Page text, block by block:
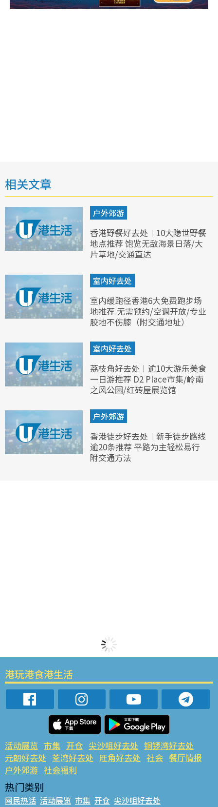
相关文章
户外郊游
香港野餐好去处︱10大隐世野餐
地点推荐 饱览无敌海景日落/大
片草地/交通直达
室内好去处
室内缓跑径香港6大免费跑步场
地推荐 无需预约/空调开放/专业
胶地不伤膝（附交通地址）
室内好去处
荔枝角好去处︱逾10大游乐美食
一日游推荐 D2 Place市集/岭南
之风公园/红砖屋展览馆
户外郊游
香港徒步好去处︱新手徒步路线
逾20条推荐 平路为主轻松易行
附交通方法
港玩港食港生活
活动展览 市集 开仓 尖沙咀好去处 铜锣湾好去处
元朗好去处 荃湾好去处 旺角好去处 社会 餐厅情报
户外郊游 社会福利
热门类别
网民热话 活动展览 市集 开仓 尖沙咀好去处